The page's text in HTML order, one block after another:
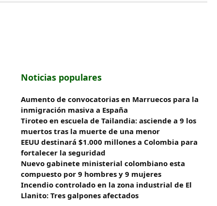
Noticias populares
Aumento de convocatorias en Marruecos para la
inmigración masiva a España
Tiroteo en escuela de Tailandia: asciende a 9 los
muertos tras la muerte de una menor
EEUU destinará $1.000 millones a Colombia para
fortalecer la seguridad
Nuevo gabinete ministerial colombiano esta
compuesto por 9 hombres y 9 mujeres
Incendio controlado en la zona industrial de El
Llanito: Tres galpones afectados